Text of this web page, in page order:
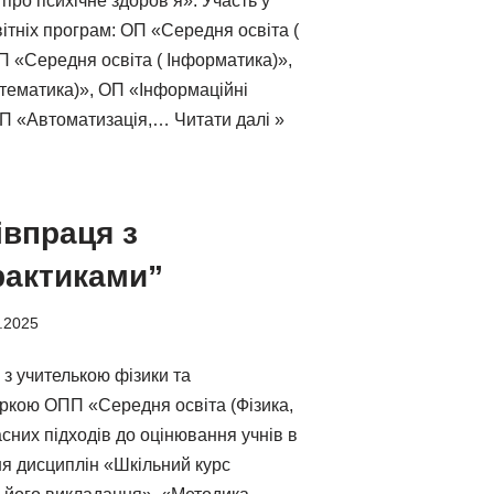
програм: ОП «Середня освіта (
«Середня освіта ( Інформатика)»,
ОП «Інформаційні
«Автоматизація,… Читати далі »
з
з учителькою фізики та
ОПП «Середня освіта (Фізика,
підходів до оцінювання учнів в
«Шкільний курс